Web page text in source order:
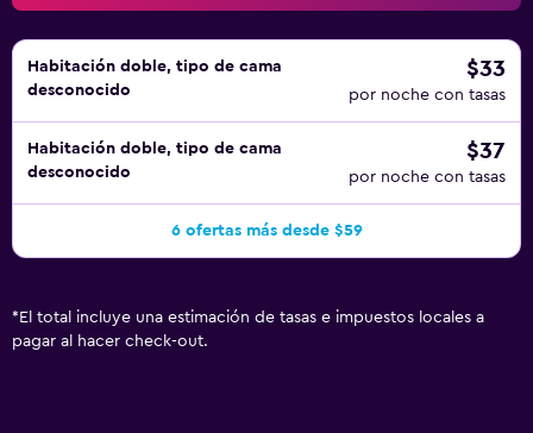
Habitación doble, tipo de cama
desconocido
$33
por noche con tasas
Habitación doble, tipo de cama
desconocido
$37
por noche con tasas
6 ofertas más desde $59
* El total incluye una estimación de tasas e impuestos locales a
pagar al hacer check-out.